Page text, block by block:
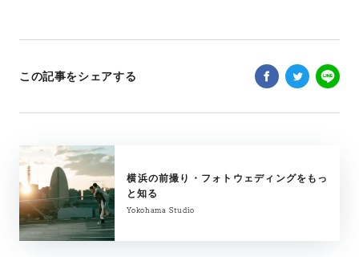
この記事をシェアする
横浜の前撮り・フォトウェディングをもっ
と知る
Yokohama Studio